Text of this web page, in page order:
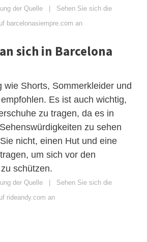
der Quelle | Sehen Sie sich die
barcelonasiempre.com an
sich in Barcelona
wie Shorts, Sommerkleider und
Es ist auch wichtig,
zu tragen, da es in
zu sehen
nicht, einen Hut und eine
um sich vor den
schützen.
der Quelle | Sehen Sie sich die
rideandy.com an